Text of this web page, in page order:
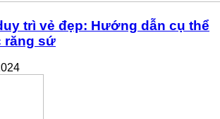
trì vẻ đẹp: Hướng dẫn cụ thể
răng sứ